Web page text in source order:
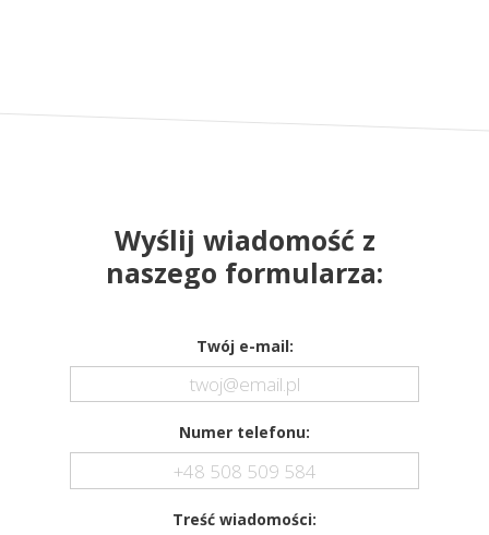
Twój e-mail:
Numer telefonu:
Treść wiadomości:
Wyślij wiadomość z
naszego formularza: